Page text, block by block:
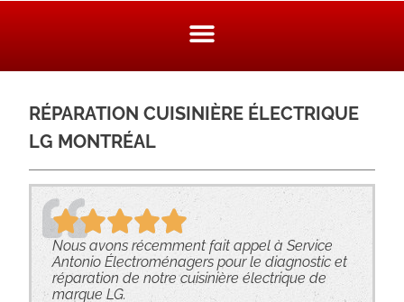
RÉPARATION CUISINIÈRE ÉLECTRIQUE
LG MONTRÉAL
Nous avons récemment fait appel à Service
Antonio Électroménagers pour le diagnostic et
réparation de notre cuisinière électrique de
marque LG.